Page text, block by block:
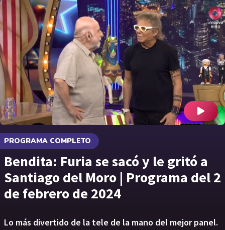
PROGRAMA COMPLETO
Bendita: Furia se sacó y le gritó a
Santiago del Moro | Programa del 2
de febrero de 2024
Lo más divertido de la tele de la mano del mejor panel.